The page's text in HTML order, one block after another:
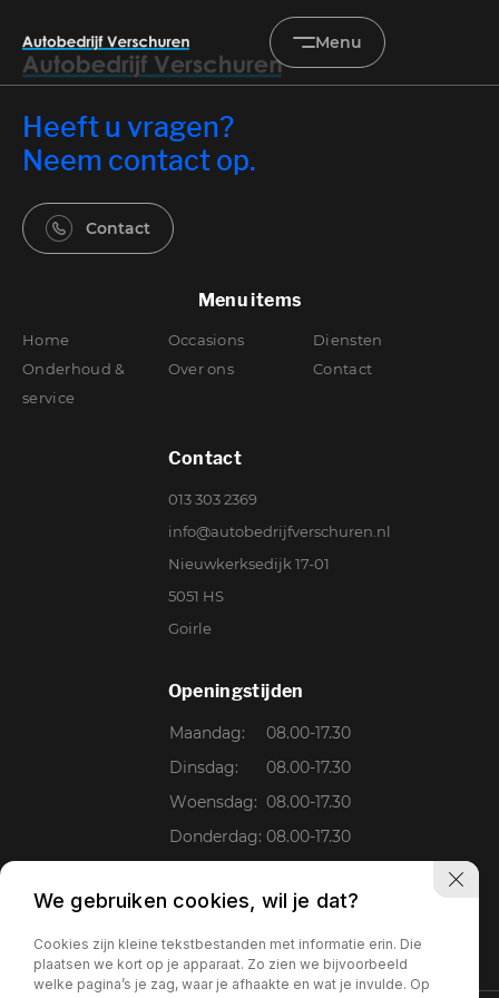
Menu
Home
Occasions
Diensten
Onderhoud & service
Verkocht
Contact
Heeft u vragen?
Neem contact op.
Contact
Menu items
Home Occasions
Diensten
Onderhoud &
service
Over ons Contact
Contact
013 303 2369
info@autobedrijfverschuren.nl
Nieuwkerksedijk 17-01
5051 HS
Goirle
Openingstijden
Maandag:
08.00-17.30
Dinsdag:
08.00-17.30
Woensdag: 08.00-17.30
Donderdag: 08.00-17.30
Zaterdag:
09.00-15.00
Zondag:
Gesloten
We gebruiken cookies, wil je dat?
Cookies zijn kleine tekstbestanden met informatie erin. Die
plaatsen we kort op je apparaat. Zo zien we bijvoorbeeld
welke pagina’s je zag, waar je afhaakte en wat je invulde. Op